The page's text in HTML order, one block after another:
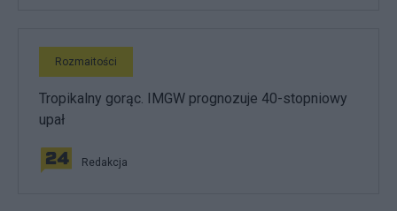
Rozmaitości
Tropikalny gorąc. IMGW prognozuje 40-stopniowy
upał
Redakcja